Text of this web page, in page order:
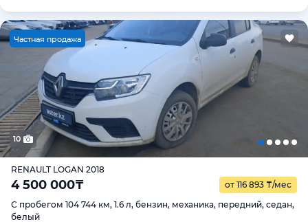
Частная продажа
10
RENAULT LOGAN 2018
4 500 000₸ от 116 893 ₸/мес
С пробегом 104 744 км, 1.6 л, бензин, механика, передний, седан,
белый